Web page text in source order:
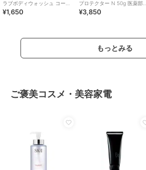
ラブボディウォッシュ コージ
ーファイヤー シダーウッド
¥1,650
プロテクター N 50g 医薬部外
品（顔用日焼け止め）
¥3,850
もっとみる
ご褒美コスメ・美容家電